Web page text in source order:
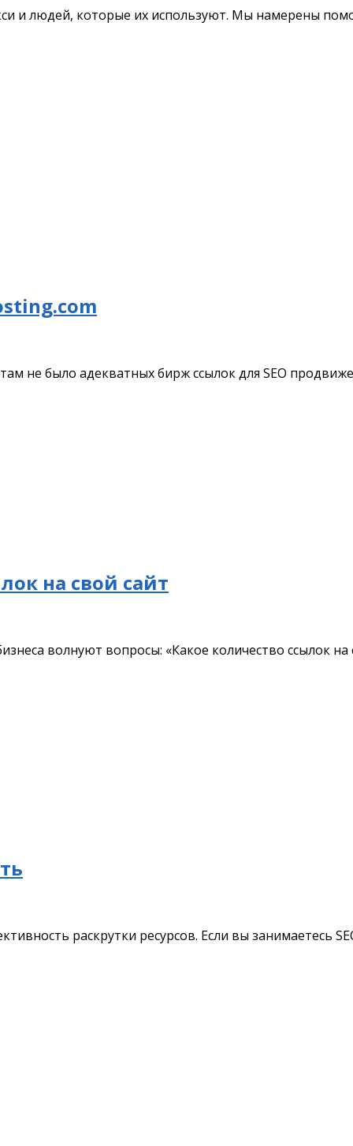
и людей, которые их используют. Мы намерены
не было адекватных бирж ссылок для SEO
на свой сайт
волнуют вопросы: «Какое количество ссылок на
раскрутки ресурсов. Если вы занимаетесь